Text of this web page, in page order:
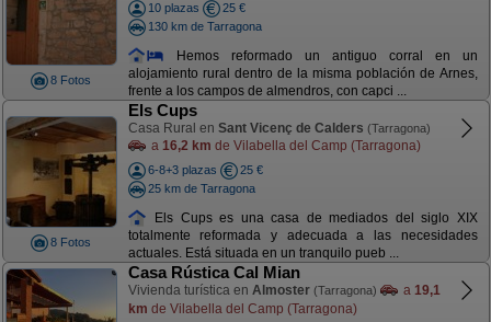
8 Fotos
10 plazas
25 €
130 km de Tarragona
Hemos reformado un antiguo corral en un
alojamiento rural dentro de la misma población de Arnes,
frente a los campos de almendros, con capci ...
8 Fotos
Els Cups
Casa Rural en Sant Vicenç de Calders (Tarragona)
a 16,2 km de Vilabella del Camp (Tarragona)
6-8+3 plazas
25 €
25 km de Tarragona
Els Cups es una casa de mediados del siglo XIX
totalmente reformada y adecuada a las necesidades
actuales. Está situada en un tranquilo pueb ...
Casa Rústica Cal Mian
Vivienda turística en Almoster (Tarragona) a 19,1
km de Vilabella del Camp (Tarragona)